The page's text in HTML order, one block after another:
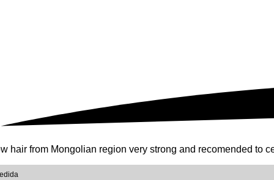
hair from Mongolian region very strong and recomended to